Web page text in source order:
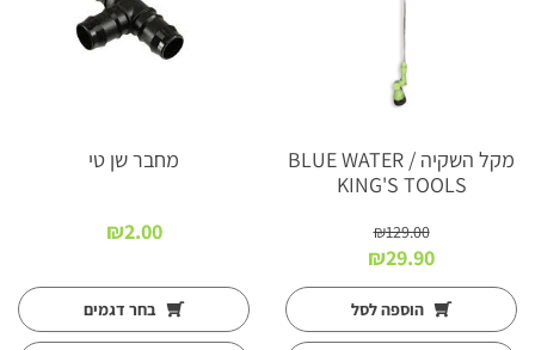
מקל השקיה BLUE WATER /
KING'S TOOLS
₪129.00
המחיר
המקורי
היה:
₪129.00.
₪29.90
הנוכחי
הוא:
₪29.90.
הוספה לסל
מחבר שן טי
₪2.00
בחר דגמים